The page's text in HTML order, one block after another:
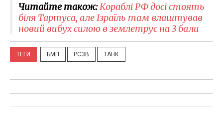
Читайте також:Кораблі РФ досі стоять
біля Тартуса, але Ізраїль там влаштував
новий вибух силою в землетрус на 3 бали
ТЕГИ БМП РСЗВ ТАНК